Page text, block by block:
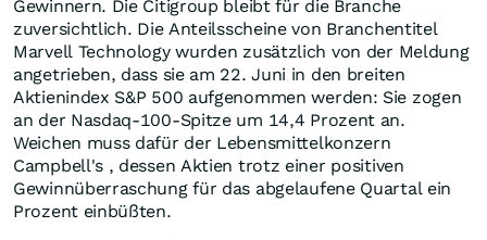
Gewinnern. Die Citigroup bleibt für die Branche
zuversichtlich. Die Anteilsscheine von Branchentitel
Marvell Technology wurden zusätzlich von der Meldung
angetrieben, dass sie am 22. Juni in den breiten
Aktienindex S&P 500 aufgenommen werden: Sie zogen
an der Nasdaq-100-Spitze um 14,4 Prozent an.
Weichen muss dafür der Lebensmittelkonzern
Campbell's , dessen Aktien trotz einer positiven
Gewinnüberraschung für das abgelaufene Quartal ein
Prozent einbüßten.